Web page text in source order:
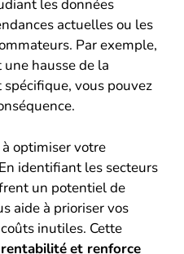
les données
actuelles ou les
Par exemple,
hausse de la
vous pouvez
optimiser votre
identifiant les secteurs
un potentiel de
aide à prioriser vos
inutiles. Cette
et renforce